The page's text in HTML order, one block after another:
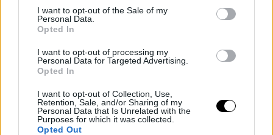
I want to opt-out of the Sale of my
Personal Data.
Opted In
I want to opt-out of processing my
Personal Data for Targeted Advertising.
Opted In
I want to opt-out of Collection, Use,
Retention, Sale, and/or Sharing of my
Personal Data that Is Unrelated with the
Purposes for which it was collected.
Opted Out
Por su parte, duelos igual de exigentes para
se medirá al Lokomotiv Kuban
quien no lo tendrá nada fácil ante el siempre correoso
Panathinaikos.
Las eliminatorias de
12 y 26 de abril
en una serie al mejor de cinco partidos.